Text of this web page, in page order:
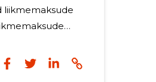
liikmemaksude
MTÜ